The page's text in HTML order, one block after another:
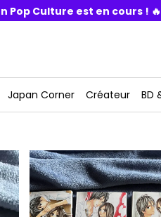
Pop Culture est en cours ! 🔥
Japan Corner Créateur BD